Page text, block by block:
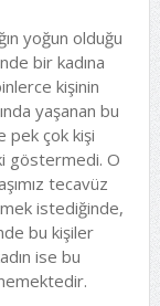
yoğun olduğu
bir kadına
kişinin
yaşanan bu
pek çok kişi
göstermedi. O
tecavüz
istediğinde,
bu kişiler
ise bu